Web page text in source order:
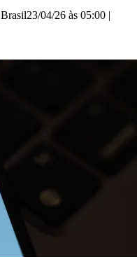
23/04/26 às 05:00 |